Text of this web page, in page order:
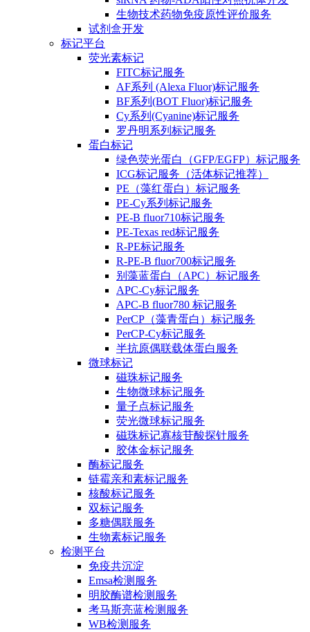
生物技术药物免疫原性评价服务
试剂盒开发
标记平台
荧光素标记
FITC标记服务
AF系列 (Alexa Fluor)标记服务
BF系列(BOT Fluor)标记服务
Cy系列(Cyanine)标记服务
罗丹明系列标记服务
蛋白标记
绿色荧光蛋白（GFP/EGFP）标记服务
ICG标记服务（活体标记推荐）
PE（藻红蛋白）标记服务
PE-Cy系列标记服务
PE-B fluor710标记服务
PE-Texas red标记服务
R-PE标记服务
R-PE-B fluor700标记服务
别藻蓝蛋白（APC）标记服务
APC-Cy标记服务
APC-B fluor780 标记服务
PerCP（藻青蛋白）标记服务
PerCP-Cy标记服务
半抗原偶联载体蛋白服务
微球标记
磁珠标记服务
生物微球标记服务
量子点标记服务
荧光微球标记服务
磁珠标记寡核苷酸探针服务
胶体金标记服务
酶标记服务
链霉亲和素标记服务
核酸标记服务
双标记服务
多糖偶联服务
生物素标记服务
检测平台
免疫共沉淀
Emsa检测服务
明胶酶谱检测服务
考马斯亮蓝检测服务
WB检测服务